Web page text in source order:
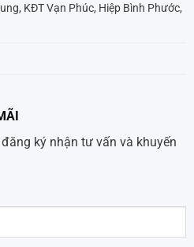
KĐT Vạn Phúc, Hiệp Bình Phước,
ký nhận tư vấn và khuyến